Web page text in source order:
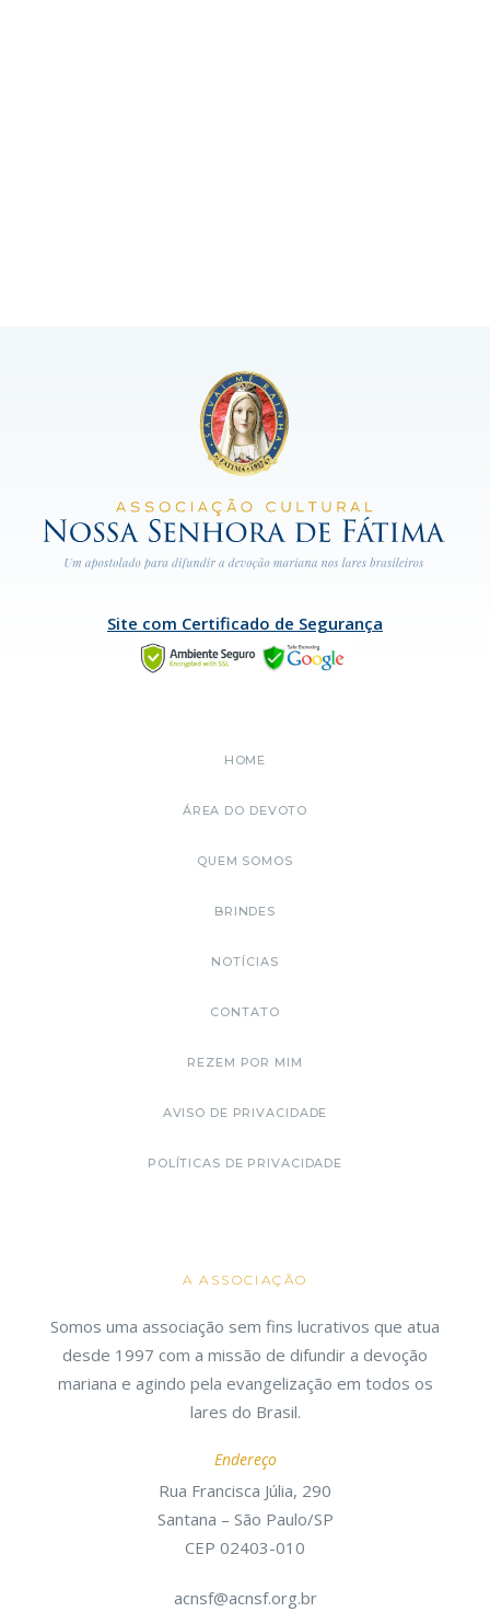
Site com Certificado de Segurança
HOME
ÁREA DO DEVOTO
QUEM SOMOS
BRINDES
NOTÍCIAS
CONTATO
REZEM POR MIM
AVISO DE PRIVACIDADE
POLÍTICAS DE PRIVACIDADE
A ASSOCIAÇÃO
Somos uma associação sem fins lucrativos que atua
desde 1997 com a missão de difundir a devoção
mariana e agindo pela evangelização em todos os
lares do Brasil.
Endereço
Rua Francisca Júlia, 290
Santana – São Paulo/SP
CEP 02403-010
acnsf@acnsf.org.br